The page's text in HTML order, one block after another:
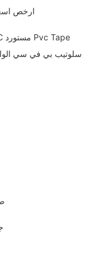
ارخص
سلوتيب بي في سي